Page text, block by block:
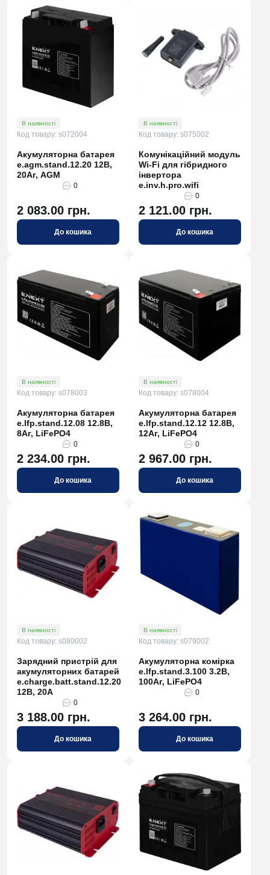
В наявності
Код товару: s072004
Акумуляторна батарея
e.agm.stand.12.20 12В,
20Аг, AGM
0
2 083.00 грн.
До кошика
В наявності
Код товару: s075002
Комунікаційний модуль
Wi-Fi для гібридного
інвертора
e.inv.h.pro.wifi
0
2 121.00 грн.
До кошика
В наявності
Код товару: s078003
Акумуляторна батарея
e.lfp.stand.12.08 12.8В,
8Аг, LiFePO4
0
2 234.00 грн.
До кошика
В наявності
Код товару: s078004
Акумуляторна батарея
e.lfp.stand.12.12 12.8В,
12Аг, LiFePO4
0
2 967.00 грн.
До кошика
В наявності
Код товару: s080002
Зарядний пристрій для
акумуляторних батарей
e.charge.batt.stand.12.20
12В, 20А
0
3 188.00 грн.
До кошика
В наявності
Код товару: s079002
Акумуляторна комірка
e.lfp.stand.3.100 3.2В,
100Аг, LiFePO4
0
3 264.00 грн.
До кошика